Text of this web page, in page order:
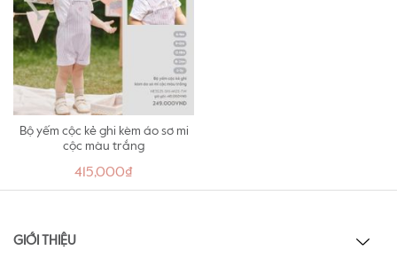
Bộ yếm cộc kẻ ghi kèm áo sơ mi
cộc màu trắng
415,000₫
GIỚI THIỆU